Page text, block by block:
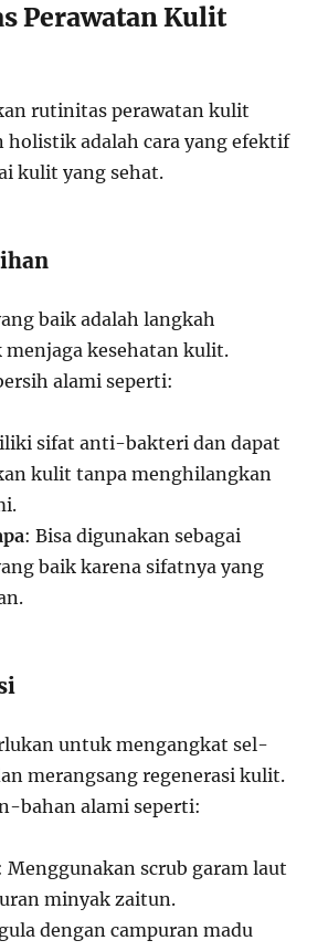
Perawatan Kulit
rutinitas perawatan kulit
holistik adalah cara yang efektif
kulit yang sehat.
baik adalah langkah
kesehatan kulit.
alami seperti:
sifat anti-bakteri dan dapat
kulit tanpa menghilangkan
: Bisa digunakan sebagai
baik karena sifatnya yang
untuk mengangkat sel-
merangsang regenerasi kulit.
bahan alami seperti:
Menggunakan scrub garam laut
minyak zaitun.
dengan campuran madu